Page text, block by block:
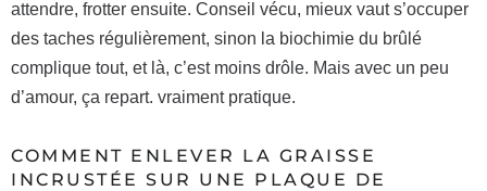
attendre, frotter ensuite. Conseil vécu, mieux vaut s’occuper
des taches régulièrement, sinon la biochimie du brûlé
complique tout, et là, c’est moins drôle. Mais avec un peu
d’amour, ça repart. vraiment pratique.
COMMENT ENLEVER LA GRAISSE
INCRUSTÉE SUR UNE PLAQUE DE